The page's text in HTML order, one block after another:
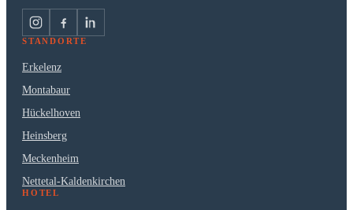
STANDORTE
Erkelenz
Montabaur
Hückelhoven
Heinsberg
Meckenheim
Nettetal-Kaldenkirchen
HOTEL